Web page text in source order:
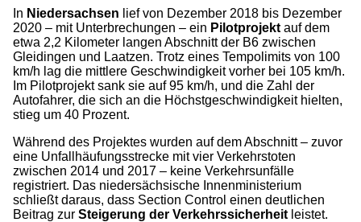
In Niedersachsen lief von Dezember 2018 bis Dezember
2020 – mit Unterbrechungen – ein Pilotprojekt auf dem
etwa 2,2 Kilometer langen Abschnitt der B6 zwischen
Gleidingen und Laatzen. Trotz eines Tempolimits von 100
km/h lag die mittlere Geschwindigkeit vorher bei 105 km/h.
Im Pilotprojekt sank sie auf 95 km/h, und die Zahl der
Autofahrer, die sich an die Höchstgeschwindigkeit hielten,
stieg um 40 Prozent.
Während des Projektes wurden auf dem Abschnitt – zuvor
eine Unfallhäufungsstrecke mit vier Verkehrstoten
zwischen 2014 und 2017 – keine Verkehrsunfälle
registriert. Das niedersächsische Innenministerium
schließt daraus, dass Section Control einen deutlichen
Beitrag zur Steigerung der Verkehrssicherheit leistet.